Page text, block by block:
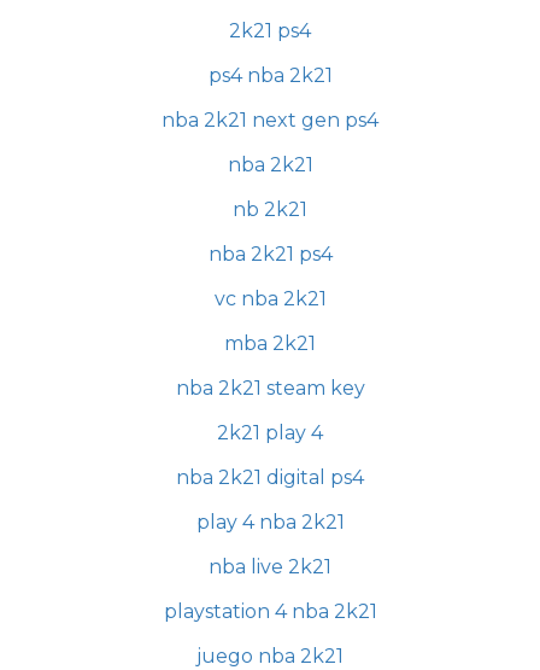
2k21 ps4
ps4 nba 2k21
nba 2k21 next gen ps4
nba 2k21
nb 2k21
nba 2k21 ps4
vc nba 2k21
mba 2k21
nba 2k21 steam key
2k21 play 4
nba 2k21 digital ps4
play 4 nba 2k21
nba live 2k21
playstation 4 nba 2k21
juego nba 2k21